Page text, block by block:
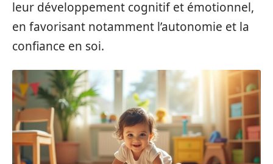
leur développement cognitif et émotionnel,
en favorisant notamment l’autonomie et la
confiance en soi.